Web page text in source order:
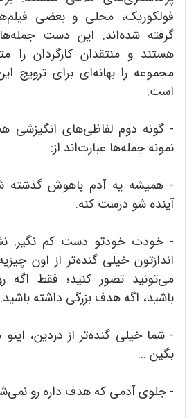
فولکوریک، محلی و بعضی
گرفته شده‌اند. این دست
هستند و منتقدان کارگردان را
مجموعه‌ را بهانه‌ای برای ترویج
است.
- گونه دوم لفاظی‌های انگیزشی
نمونه جمله‌ها عبارت‌اند از:
- همیشه یه آدم باهوش گذشته
آینده شو درست کنه.
- خودت خودتو دست کم نگیر.
اندازتون خیلی گنده‌تر از اون
می‌تونید تصور کنید؛ فقط اگه
باشید، اگه هدف بزرگی داشته باشید.
- شما خیلی گنده‌تر از دردین،
بگین ...
- جلوی آدمی که هدف داره رو